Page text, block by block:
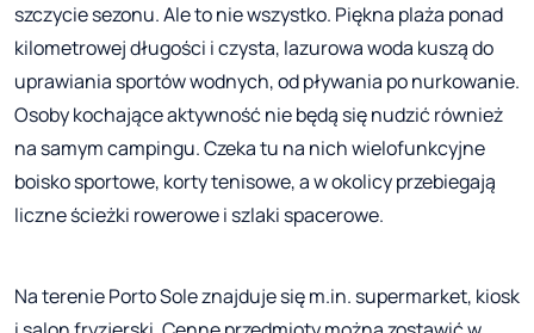
szczycie sezonu. Ale to nie wszystko. Piękna plaża ponad
kilometrowej długości i czysta, lazurowa woda kuszą do
uprawiania sportów wodnych, od pływania po nurkowanie.
Osoby kochające aktywność nie będą się nudzić również
na samym campingu. Czeka tu na nich wielofunkcyjne
boisko sportowe, korty tenisowe, a w okolicy przebiegają
liczne ścieżki rowerowe i szlaki spacerowe.
Na terenie Porto Sole znajduje się m.in. supermarket, kiosk